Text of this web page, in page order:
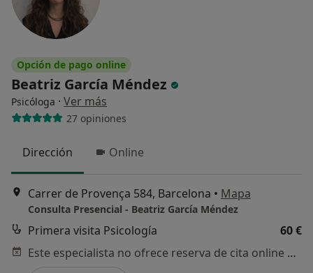
Opción de pago online
Beatriz García Méndez
Psicóloga · Ver más
27 opiniones
Dirección Online
Carrer de Provença 584, Barcelona • Mapa
Consulta Presencial - Beatriz García Méndez
Primera visita Psicología
60 €
Este especialista no ofrece reserva de cita online en esta dirección.